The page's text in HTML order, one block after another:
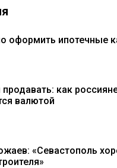
оформить ипотечные
продавать: как
валютой
«Севастополь